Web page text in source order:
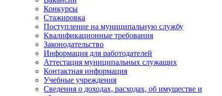
Конкурсы
Стажировка
Поступление на муниципальную службу
Квалификационные требования
Законодательство
Информация для работодателей
Аттестация муниципальных служащих
Контактная информация
Учебные учреждения
Сведения о доходах, расходах, об имуществе и